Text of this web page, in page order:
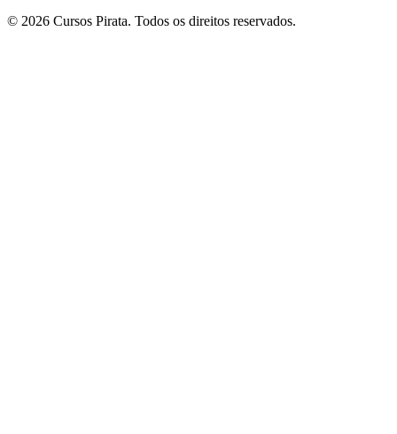
© 2026 Cursos Pirata. Todos os direitos reservados.